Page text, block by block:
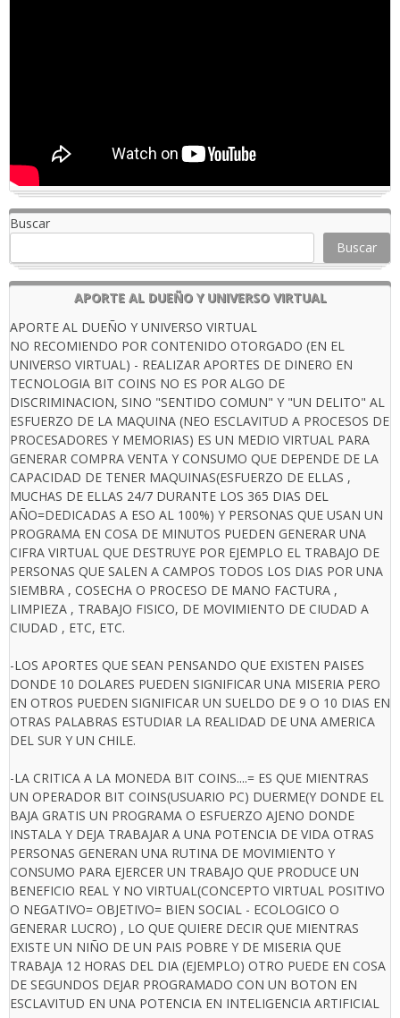
Buscar
Buscar
APORTE AL DUEÑO Y UNIVERSO VIRTUAL
APORTE AL DUEÑO Y UNIVERSO VIRTUAL
NO RECOMIENDO POR CONTENIDO OTORGADO (EN EL
UNIVERSO VIRTUAL) - REALIZAR APORTES DE DINERO EN
TECNOLOGIA BIT COINS NO ES POR ALGO DE
DISCRIMINACION, SINO "SENTIDO COMUN" Y "UN DELITO" AL
ESFUERZO DE LA MAQUINA (NEO ESCLAVITUD A PROCESOS DE
PROCESADORES Y MEMORIAS) ES UN MEDIO VIRTUAL PARA
GENERAR COMPRA VENTA Y CONSUMO QUE DEPENDE DE LA
CAPACIDAD DE TENER MAQUINAS(ESFUERZO DE ELLAS ,
MUCHAS DE ELLAS 24/7 DURANTE LOS 365 DIAS DEL
AÑO=DEDICADAS A ESO AL 100%) Y PERSONAS QUE USAN UN
PROGRAMA EN COSA DE MINUTOS PUEDEN GENERAR UNA
CIFRA VIRTUAL QUE DESTRUYE POR EJEMPLO EL TRABAJO DE
PERSONAS QUE SALEN A CAMPOS TODOS LOS DIAS POR UNA
SIEMBRA , COSECHA O PROCESO DE MANO FACTURA ,
LIMPIEZA , TRABAJO FISICO, DE MOVIMIENTO DE CIUDAD A
CIUDAD , ETC, ETC.
-LOS APORTES QUE SEAN PENSANDO QUE EXISTEN PAISES
DONDE 10 DOLARES PUEDEN SIGNIFICAR UNA MISERIA PERO
EN OTROS PUEDEN SIGNIFICAR UN SUELDO DE 9 O 10 DIAS EN
OTRAS PALABRAS ESTUDIAR LA REALIDAD DE UNA AMERICA
DEL SUR Y UN CHILE.
-LA CRITICA A LA MONEDA BIT COINS....= ES QUE MIENTRAS
UN OPERADOR BIT COINS(USUARIO PC) DUERME(Y DONDE EL
BAJA GRATIS UN PROGRAMA O ESFUERZO AJENO DONDE
INSTALA Y DEJA TRABAJAR A UNA POTENCIA DE VIDA OTRAS
PERSONAS GENERAN UNA RUTINA DE MOVIMIENTO Y
CONSUMO PARA EJERCER UN TRABAJO QUE PRODUCE UN
BENEFICIO REAL Y NO VIRTUAL(CONCEPTO VIRTUAL POSITIVO
O NEGATIVO= OBJETIVO= BIEN SOCIAL - ECOLOGICO O
GENERAR LUCRO) , LO QUE QUIERE DECIR QUE MIENTRAS
EXISTE UN NIÑO DE UN PAIS POBRE Y DE MISERIA QUE
TRABAJA 12 HORAS DEL DIA (EJEMPLO) OTRO PUEDE EN COSA
DE SEGUNDOS DEJAR PROGRAMADO CON UN BOTON EN
ESCLAVITUD EN UNA POTENCIA EN INTELIGENCIA ARTIFICIAL